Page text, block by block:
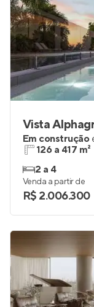
Vista
Em construção
126 a 417 m²
2 a 4
Venda a partir de
R$ 2.006.300